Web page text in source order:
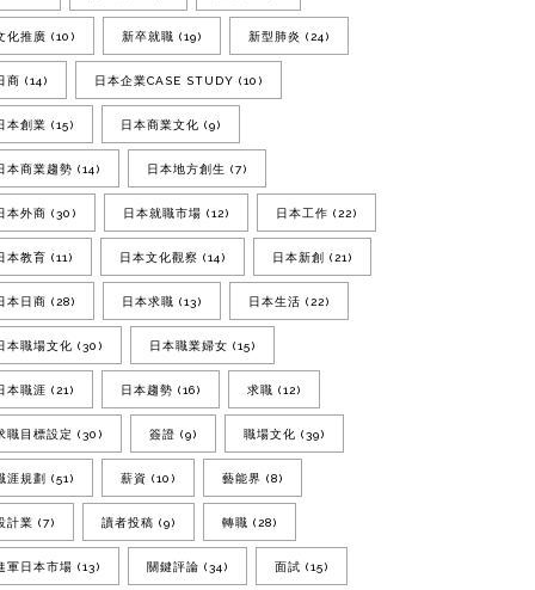
化推廣 (10) 新卒就職 (19) 新型肺炎 (24)
商 (14) 日本企業CASE STUDY (10)
本創業 (15) 日本商業文化 (9)
本商業趨勢 (14) 日本地方創生 (7)
本外商 (30) 日本就職市場 (12) 日本工作 (22)
本教育 (11) 日本文化觀察 (14) 日本新創 (21)
本日商 (28) 日本求職 (13) 日本生活 (22)
本職場文化 (30) 日本職業婦女 (15)
本職涯 (21) 日本趨勢 (16) 求職 (12)
職目標設定 (30) 簽證 (9) 職場文化 (39)
涯規劃 (51) 薪資 (10) 藝能界 (8)
計業 (7) 讀者投稿 (9) 轉職 (28)
軍日本市場 (13) 關鍵評論 (34) 面試 (15)